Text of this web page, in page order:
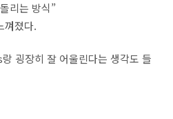
리는 방식”
껴졌다.
굉장히 잘 어울린다는 생각도 들